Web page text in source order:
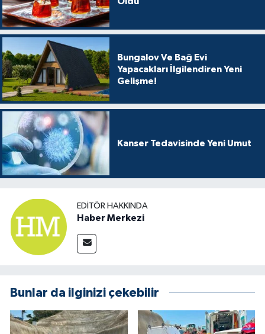
Bungalov Ve Bağ Evi
Yapacakları İlgilendiren Yeni
Gelişme!
Kanser Tedavisinde Yeni Umut
EDITÖR HAKKINDA
Haber Merkezi
Bunlar da ilginizi çekebilir